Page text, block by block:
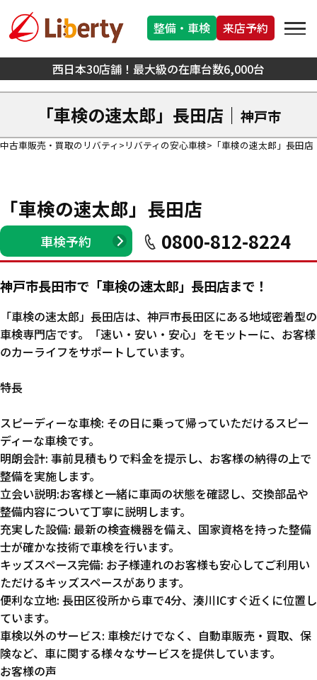
西日本30店舗！最大級の在庫台数6,000台
整備・車検 来店予約
「車検の速太郎」長田店｜ 神戸市
中古車販売・買取のリバティ リバティの安心車検 「車検の速太郎」長田
「車検の速太郎」長田店
車検予約 0800-812-8224
神戸市長田市で「車検の速太郎」長田店まで！
「車検の速太郎」長田店は、神戸市長田区にある地域密着型の
車検専門店です。「速い・安い・安心」をモットーに、お客様
のカーライフをサポートしています。
特長
スピーディーな車検: その日に乗って帰っていただけるスピー
ディーな車検です。
明朗会計: 事前見積もりで料金を提示し、お客様の納得の上で
整備を実施します。
立会い説明:お客様と一緒に車両の状態を確認し、交換部品や
整備内容について丁寧に説明します。
充実した設備: 最新の検査機器を備え、国家資格を持った整備
士が確かな技術で車検を行います。
キッズスペース完備: お子様連れのお客様も安心してご利用い
ただけるキッズスペースがあります。
便利な立地: 長田区役所から車で4分、湊川ICすぐ近くに位置し
ています。
車検以外のサービス: 車検だけでなく、自動車販売・買取、保
険など、車に関する様々なサービスを提供しています。
お客様の声